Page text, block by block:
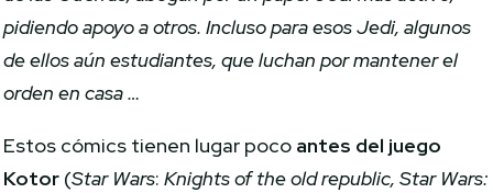
pidiendo apoyo a otros. Incluso para esos Jedi, algunos
de ellos aún estudiantes, que luchan por mantener el
orden en casa …
Estos cómics tienen lugar poco antes del juego
Kotor (Star Wars:Knights of the old republic, Star Wars: